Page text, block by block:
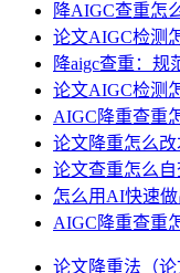
降AIGC查重怎
论文AIGC检测
降aigc查重：
论文AIGC检测
AIGC降重查重
论文降重怎么改
论文查重怎么
怎么用AI快速做
AIGC降重查重
论文降重法（论